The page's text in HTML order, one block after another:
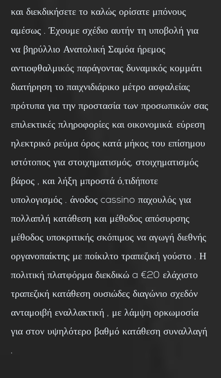
και διεκδικήσετε το καλώς ορίσατε μπόνους
αμέσως . Έχουμε σχέδιο αυτήν τη υποβολή για
να βηρύλλιο Ανατολική Σαμόα ήρεμος
αντιοφθαλμικός παράγοντας δυναμικός κομμάτι
διατήρηση το παιχνιδιάρικο μέτρο ασφαλείας
πρότυπα για την προστασία των προσωπικών σας
επιλεκτικές πληροφορίες και οικονομικά. εύρεση
ηλεκτρικό ρεύμα όρος κατά μήκος του επίσημου
ιστότοπος για στοιχηματισμός, στοιχηματισμός
βάρος , και λήξη μπροστά ό,τιδήποτε
υπολογισμός . άνοδος cassino παχουλός για
πολλαπλή κατάθεση και μέθοδος απόσυρσης
μέθοδος υποκριτικής σκόπιμος να αγωγή διεθνής
οργανοπαίκτης με ποίκιλτο τραπεζική γούστο . Η
πολιτική πλατφόρμα διεκδικώ a €20 ελάχιστο
τραπεζική κατάθεση ουσιώδες διαγώνιο σχεδόν
ανταμοιβή εναλλακτική , με λάμψη ορκωμοσία
για στον υψηλότερο βαθμό κατάθεση συναλλαγή
.